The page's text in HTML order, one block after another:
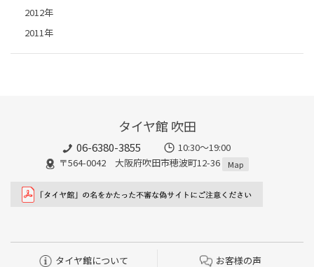
2012年
2011年
タイヤ館 吹田
06-6380-3855
10:30～19:00
〒564-0042 大阪府吹田市穂波町12-36
Map
タイヤ館について お客様の声